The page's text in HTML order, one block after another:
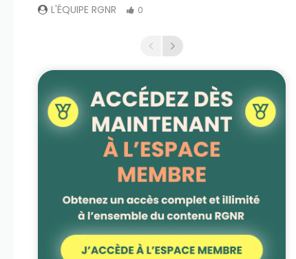
L'ÉQUIPE RGNR
0